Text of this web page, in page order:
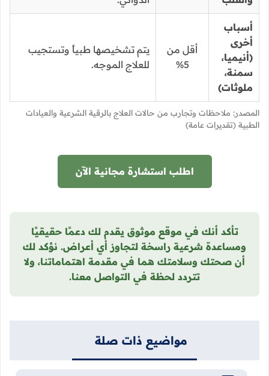
أسباب
أخرى
(أنيميا،
سمنة،
ملوثات)
أقل من
5%
يتم تشخيصها طبياً وتستجيب
للعلاج الموجه.
المصدر: ملاحظات وتجارب من حالات العلاج بالرقية الشرعية والعيادات
الطبية (تقديرات عامة)
اطلب استشارة مجانية الآن
تأكد أنك في موقع موثوق يقدم لك دعمًا حقيقيًا
ومساعدة شرعية راسخة لتجاوز أي أعراض. نؤكد لك
أن صحتك وسلامتك هما في مقدمة اهتماماتنا، ولا
تتردد لحظة في التواصل معنا.
مواضيع ذات صلة